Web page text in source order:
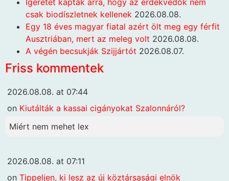
csak biodíszletnek kellenek 2026.08.08.
Egy 18 éves magyar fiatal azért ölt meg egy férfit
Ausztriában, mert az meleg volt 2026.08.08.
A végén becsukják Szijjártót 2026.08.07.
Friss kommentek
2026.08.08. at 07:44
on Kiutálták a kassai cigányokat Szalonnáról?
Miért nem mehet lex
2026.08.08. at 07:11
on Tippeljen, ki lesz az új köztársasági elnök